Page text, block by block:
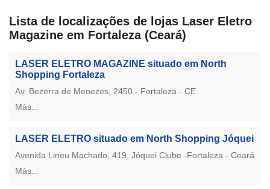
Lista de localizações de lojas Laser Eletro
Magazine em Fortaleza (Ceará)
LASER ELETRO MAGAZINE situado em North
Shopping Fortaleza
Av. Bezerra de Menezes, 2450 - Fortaleza - CE
Más...
LASER ELETRO situado em North Shopping Jóquei
Avenida Lineu Machado, 419, Jóquei Clube -Fortaleza - Ceará
Más...